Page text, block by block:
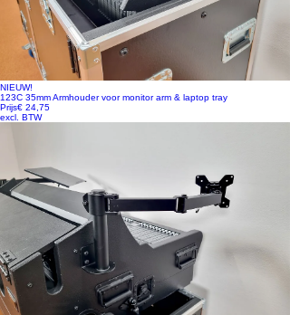
NIEUW!
123C 35mm Armhouder voor monitor arm & laptop tray
Prijs€ 24,75
excl. BTW